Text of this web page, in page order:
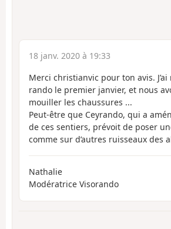
18 janv. 2020 à 19:33
Merci christianvic pour ton avis.
rando le premier janvier, et nous
mouiller les chaussures ...
Peut-être que Ceyrando, qui a
de ces sentiers, prévoit de poser
comme sur d’autres ruisseaux des
Nathalie
Modératrice Visorando